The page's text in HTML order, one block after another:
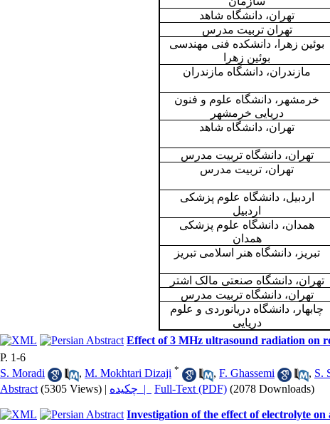
تهران، دانشگاه شاهد
تهران تربیت مدرس
بوئین زهرا، دانشکده فنی مهندسی
بوئین زهرا
مازندران، دانشگاه مازندران
خرمشهر، دانشگاه علوم و فنون
دریایی خرمشهر
تهران، دانشگاه شاهد
تهران، دانشگاه تربیت مدرس
تهران، تربیت مدرس
اردبیل، دانشگاه علوم پزشکی
اردبیل
همدان، دانشگاه علوم پزشکی
همدان
تبریز، دانشگاه هنر اسلامی تبریز
تهران، دانشگاه صنعتی مالک اشتر
تهران، دانشگاه تربيت مدرس
چابهار، دانشگاه دریانوردی و علوم
دریایی
Effect of 3 MHz ultrasound radiation on
P. 1-6
S. Moradi
, M. Mokhtari Dizaji * , F. Ghassemi , S.
Abstract (5305 Views) | چکیده | Full-Text (PDF) (2078 Downloads)
Investigation of the effect of electrolyte